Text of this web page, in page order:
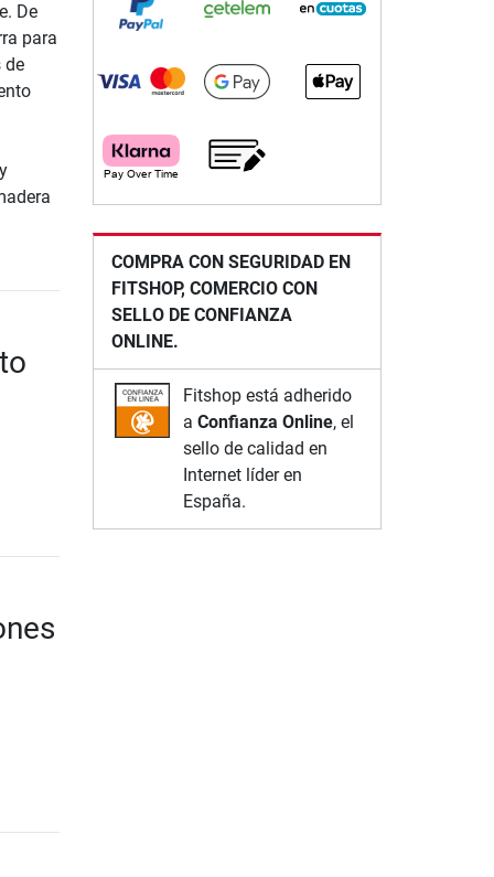
De
para
de
COMPRA CON SEGURIDAD EN
FITSHOP, COMERCIO CON
SELLO DE CONFIANZA
ONLINE.
Fitshop está adherido
a Confianza Online, el
sello de calidad en
Internet líder en
España.